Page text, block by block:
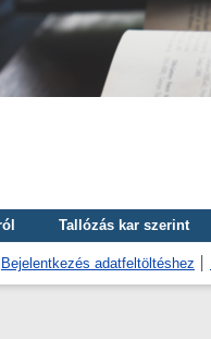
Tallózás kar szerint
Bejelentkezés adatfeltöltéshez